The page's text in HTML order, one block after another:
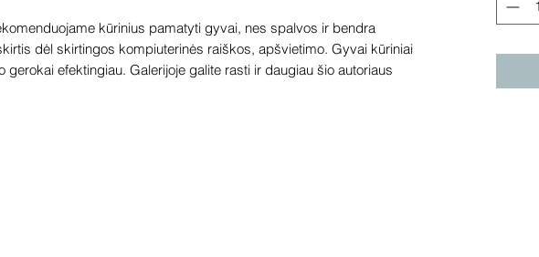
kūrinius pamatyti gyvai, nes spalvos ir bendra
dėl skirtingos kompiuterinės raiškos, apšvietimo. Gyvai kūriniai
gerokai efektingiau. Galerijoje galite rasti ir daugiau šio autoriaus